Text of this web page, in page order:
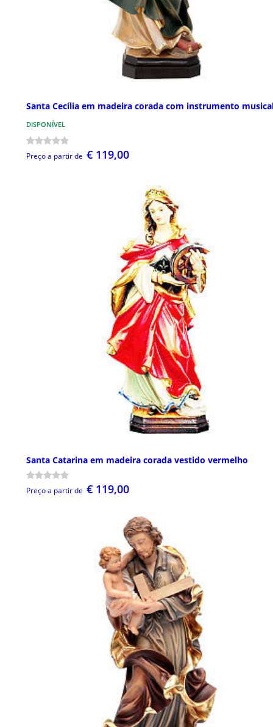
Santa Cecília em madeira corada com instrumento
DISPONÍVEL
Preço a partir de € 119,00
Santa Catarina em madeira corada vestido vermelho
Preço a partir de € 119,00